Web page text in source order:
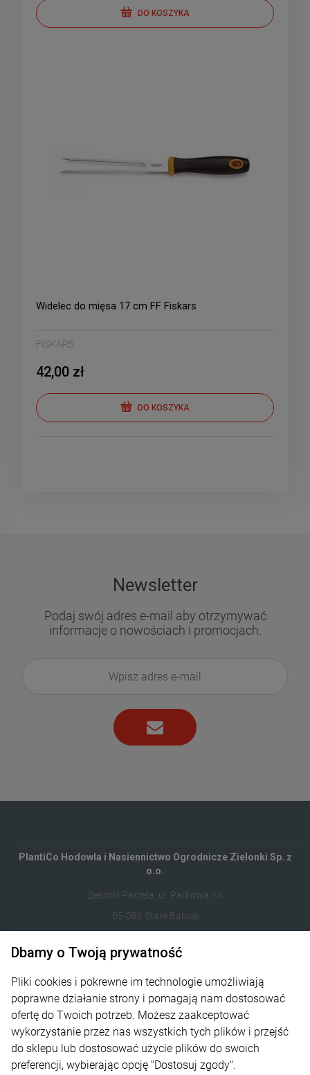
DO KOSZYKA
Widelec do mięsa 17 cm FF Fiskars
FISKARS
42,00 zł
DO KOSZYKA
Newsletter
Podaj swój adres e-mail aby otrzymywać
informacje o nowościach i promocjach.
PlantiCo Hodowla i Nasiennictwo Ogrodnicze Zielonki Sp. z
o.o.
Zielonki Parcela, ul. Parkowa 1A
05-082 Stare Babice
122821412
Informacje
Obsługa zamówień
O nas
Dbamy o Twoją prywatność
Pliki cookies i pokrewne im technologie umożliwiają
poprawne działanie strony i pomagają nam dostosować
ofertę do Twoich potrzeb. Możesz zaakceptować
wykorzystanie przez nas wszystkich tych plików i przejść
do sklepu lub dostosować użycie plików do swoich
preferencji, wybierając opcję "Dostosuj zgody".